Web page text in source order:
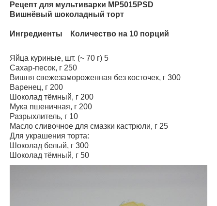
Рецепт для мультиварки MP5015PSD
Вишнёвый шоколадный торт
Ингредиенты Количество на 10 порций
Яйца куриные, шт. (~ 70 г) 5
Сахар-песок, г 250
Вишня свежезамороженная без косточек, г 300
Варенец, г 200
Шоколад тёмный, г 200
Мука пшеничная, г 200
Разрыхлитель, г 10
Масло сливочное для смазки кастрюли, г 25
Для украшения торта:
Шоколад белый, г 300
Шоколад тёмный, г 50